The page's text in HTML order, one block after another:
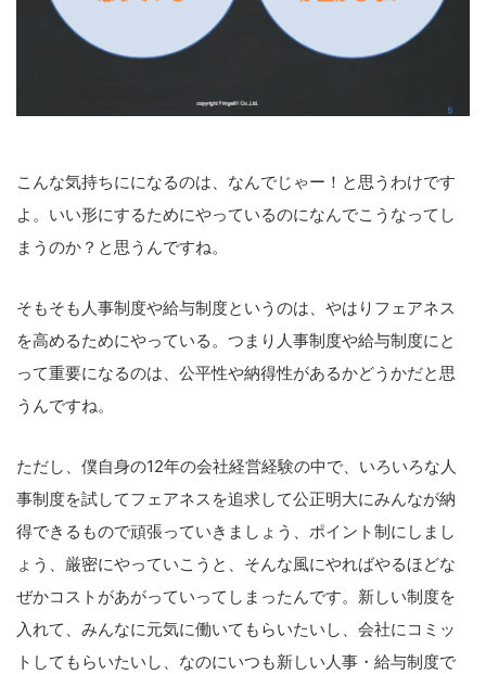
こんな気持ちにになるのは、なんでじゃー！と思うわけです
よ。いい形にするためにやっているのになんでこうなってし
まうのか？と思うんですね。
そもそも人事制度や給与制度というのは、やはりフェアネス
を高めるためにやっている。つまり人事制度や給与制度にと
って重要になるのは、公平性や納得性があるかどうかだと思
うんですね。
ただし、僕自身の12年の会社経営経験の中で、いろいろな人
事制度を試してフェアネスを追求して公正明大にみんなが納
得できるもので頑張っていきましょう、ポイント制にしまし
ょう、厳密にやっていこうと、そんな風にやればやるほどな
ぜかコストがあがっていってしまったんです。新しい制度を
入れて、みんなに元気に働いてもらいたいし、会社にコミッ
トしてもらいたいし、なのにいつも新しい人事・給与制度で